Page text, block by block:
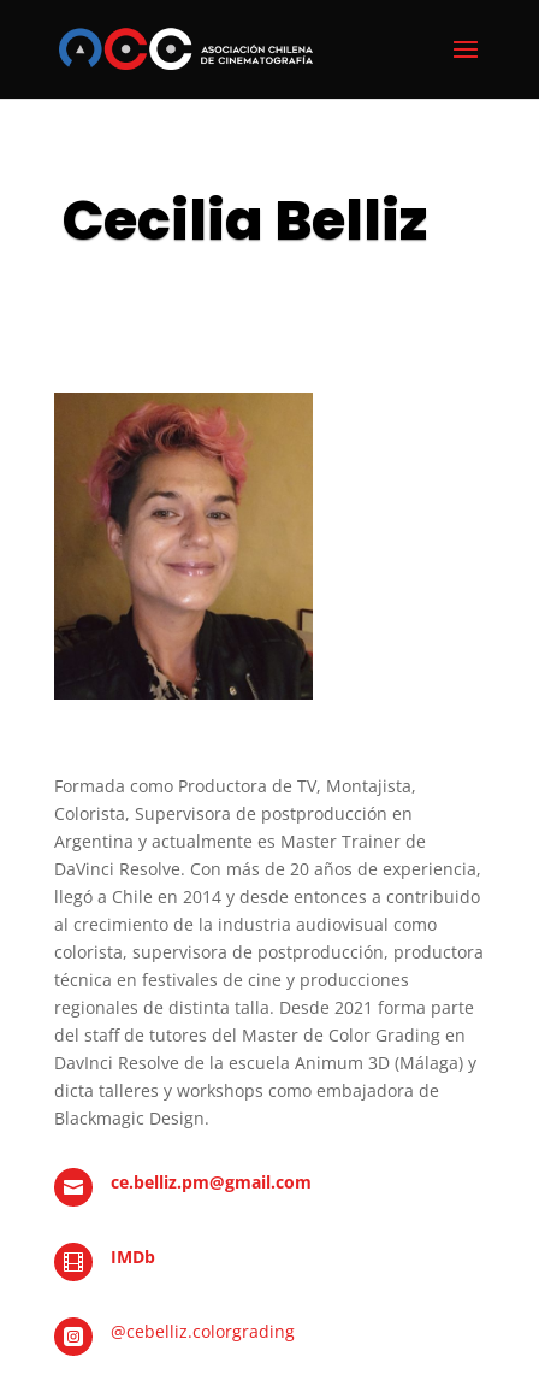
Cecilia Belliz
Formada como Productora de TV, Montajista,
Colorista, Supervisora de postproducción en
Argentina y actualmente es Master Trainer de
DaVinci Resolve. Con más de 20 años de experiencia,
llegó a Chile en 2014 y desde entonces a contribuido
al crecimiento de la industria audiovisual como
colorista, supervisora de postproducción, productora
técnica en festivales de cine y producciones
regionales de distinta talla. Desde 2021 forma parte
del staff de tutores del Master de Color Grading en
DavInci Resolve de la escuela Animum 3D (Málaga) y
dicta talleres y workshops como embajadora de
Blackmagic Design.
 ce.belliz.pm@gmail.com
 IMDb
 @cebelliz.colorgrading